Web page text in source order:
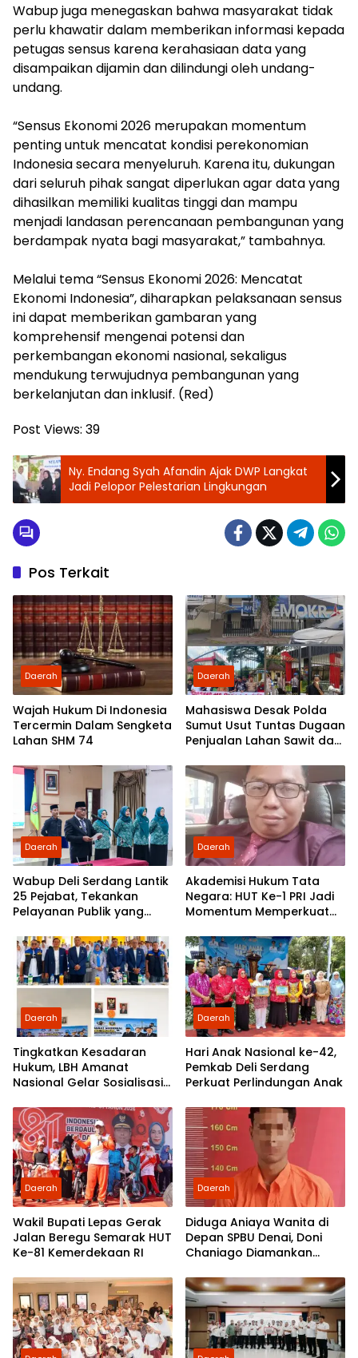
‎Wabup juga menegaskan bahwa masyarakat tidak
perlu khawatir dalam memberikan informasi kepada
petugas sensus karena kerahasiaan data yang
disampaikan dijamin dan dilindungi oleh undang-
undang.
‎“Sensus Ekonomi 2026 merupakan momentum
penting untuk mencatat kondisi perekonomian
Indonesia secara menyeluruh. Karena itu, dukungan
dari seluruh pihak sangat diperlukan agar data yang
dihasilkan memiliki kualitas tinggi dan mampu
menjadi landasan perencanaan pembangunan yang
berdampak nyata bagi masyarakat,” tambahnya.
Melalui tema “Sensus Ekonomi 2026: Mencatat
Ekonomi Indonesia”, diharapkan pelaksanaan sensus
ini dapat memberikan gambaran yang
komprehensif mengenai potensi dan
perkembangan ekonomi nasional, sekaligus
mendukung terwujudnya pembangunan yang
berkelanjutan dan inklusif. (Red)
Post Views: 39
Ny. Endang Syah Afandin Ajak DWP Langkat
Jadi Pelopor Pelestarian Lingkungan
Pos Terkait
Daerah
Wajah Hukum Di Indonesia
Tercermin Dalam Sengketa
Lahan SHM 74
Daerah
Mahasiswa Desak Polda
Sumut Usut Tuntas Dugaan
Penjualan Lahan Sawit dan
Partai Demokrat Sumut
Daerah
Wabup Deli Serdang Lantik
25 Pejabat, Tekankan
Pelayanan Publik yang
Daerah
Akademisi Hukum Tata
Negara: HUT Ke-1 PRI Jadi
Momentum Memperkuat
Pengabdian kepada
Rakyat
Daerah
Tingkatkan Kesadaran
Hukum, LBH Amanat
Nasional Gelar Sosialisasi
Morawa
Daerah
Hari Anak Nasional ke-42,
Pemkab Deli Serdang
Perkuat Perlindungan Anak
Daerah
Wakil Bupati Lepas Gerak
Jalan Beregu Semarak HUT
Ke-81 Kemerdekaan RI
Daerah
Diduga Aniaya Wanita di
Depan SPBU Denai, Doni
Chaniago Diamankan